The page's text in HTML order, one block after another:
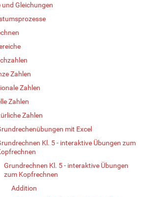
und Gleichungen
Zahlen
Zahlen
Zahlen
Zahlen
mit Excel
Kl. 5 - interaktive Übungen zum
Grundrechnen Kl. 5 - interaktive Übungen
zum Kopfrechnen
Addition